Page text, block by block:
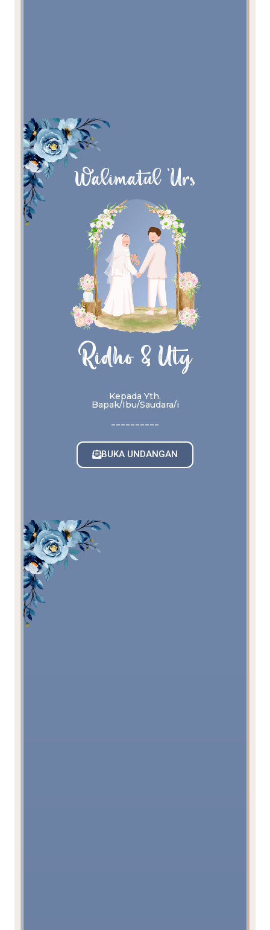
Walimatul 'Urs
Ridho & Uty
Kepada Yth.
Bapak/Ibu/Saudara/i
----------
BUKA UNDANGAN